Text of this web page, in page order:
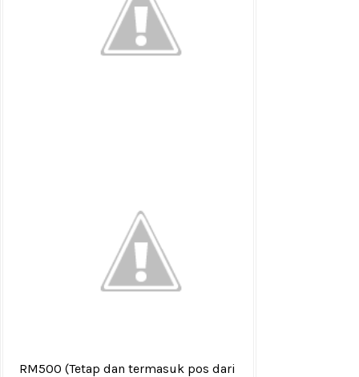
RM500 (Tetap dan termasuk pos dari